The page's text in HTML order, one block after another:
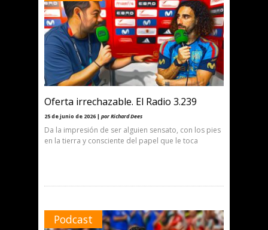
Oferta irrechazable. El Radio 3.239
25 de junio de 2026 | por Richard Dees
Da la impresión de ser alguien sensato, con los pies
en la tierra y consciente del papel que le toca
Podcast